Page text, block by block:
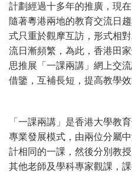
計劃經過十多年的推廣，現
隨著粵港兩地的教育交流日
式只重於觀摩互訪，形式相
流日漸頻繁，為此，香港田
思推展「一課兩講」網上交
借鑒，互補長短，提高教學效
「一課兩講」是香港大學教
專業發展模式，由兩位分屬
計相同的一課，然後分別教
其他老師及學科專家觀課，